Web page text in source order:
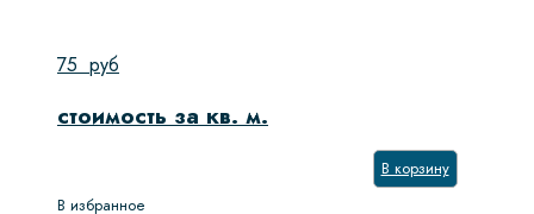
75 руб
стоимость за кв. м.
В корзину
В избранное